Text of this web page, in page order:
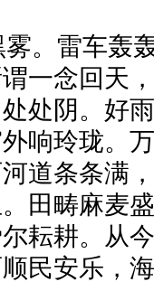
。雷车轰
一念回天
处阴。好
响玲珑。
道条条满
田畴麻麦
耘耕。从
顺民安乐